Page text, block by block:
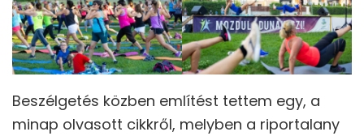
Beszélgetés közben említést tettem egy, a
minap olvasott cikkről, melyben a riportalany